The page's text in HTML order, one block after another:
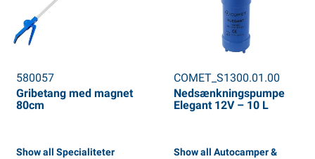
580057
Gribetang med magnet
80cm
Show all Specialiteter
COMET_S1300.01.00
Nedsænkningspumpe
Elegant 12V – 10 L
Show all Autocamper &